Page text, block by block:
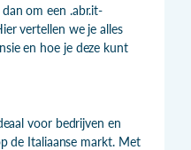
om een .abr.it-
vertellen we je alles
en hoe je deze kunt
voor bedrijven en
de Italiaanse markt. Met